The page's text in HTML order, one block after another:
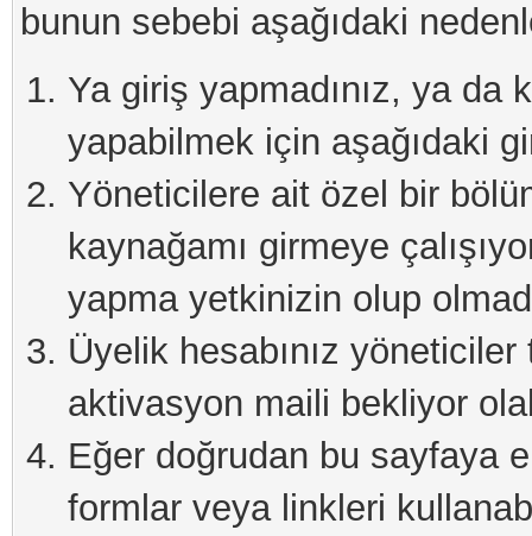
bunun sebebi aşağıdaki
Ya giriş yapmadınız, ya da
yapabilmek için aşağıdaki
Yöneticilere ait özel bir
kaynağamı girmeye
yapma yetkinizin olup
Üyelik hesabınız
aktivasyon maili bekliyor
Eğer doğrudan bu sayfaya
formlar veya linkleri